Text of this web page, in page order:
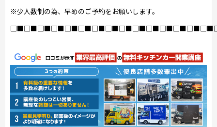
※少人数制の為、早めのご予約をお願いします。